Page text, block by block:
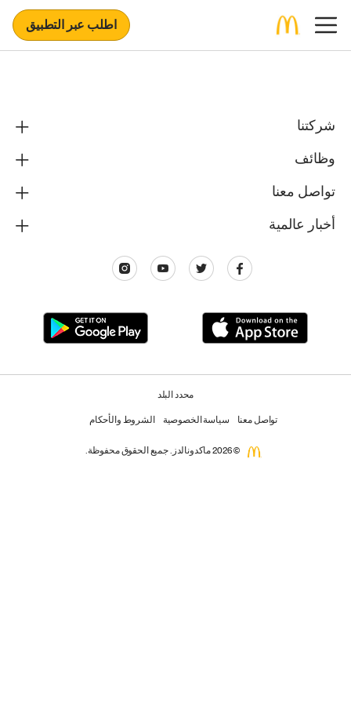
اطلب عبر التطبيق
شركتنا
وظائف
تواصل معنا
أخبار عالمية
محدد البلد
تواصل معنا سياسة الخصوصية الشروط والأحكام
© 2026 ماكدونالدز. جميع الحقوق محفوظة.